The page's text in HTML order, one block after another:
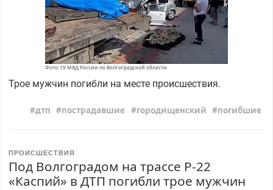
Фото: ГУ МВД России по Волгоградской области
Трое мужчин погибли на месте происшествия.
дтп пострадавшие городищенский погибшие
ПРОИСШЕСТВИЯ
Под Волгоградом на трассе Р-22
«Каспий» в ДТП погибли трое мужчин